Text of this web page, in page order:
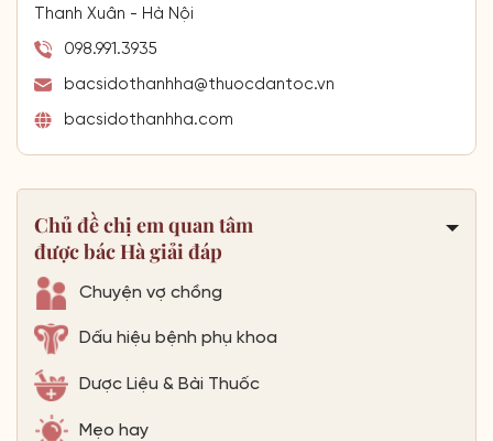
Thanh Xuân - Hà Nội
098.991.3935
bacsidothanhha@thuocdantoc.vn
bacsidothanhha.com
Chủ đề chị em quan tâm
được bác Hà giải đáp
Chuyện vợ chồng
Dấu hiệu bệnh phụ khoa
Dược Liệu & Bài Thuốc
Mẹo hay